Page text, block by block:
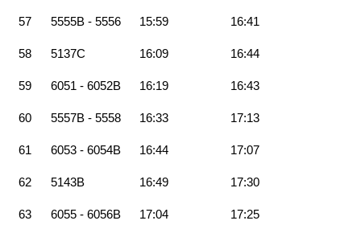
57 5555B - 5556 15:59 16:41
58 5137C 16:09 16:44
59 6051 - 6052B 16:19 16:43
60 5557B - 5558 16:33 17:13
61 6053 - 6054B 16:44 17:07
62 5143B 16:49 17:30
63 6055 - 6056B 17:04 17:25